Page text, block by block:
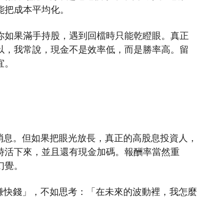
成本平均化。
如果滿手持股，遇到回檔時只能乾瞪眼。真正
我常說，現金不是效率低，而是勝率高。留
。但如果把眼光放長，真正的高股息投資人，
下來，並且還有現金加碼。報酬率當然重
。
錢」，不如思考：「在未來的波動裡，我怎麼